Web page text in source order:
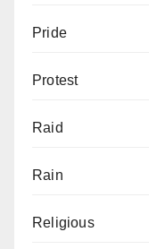
Pride
Protest
Raid
Rain
Religious